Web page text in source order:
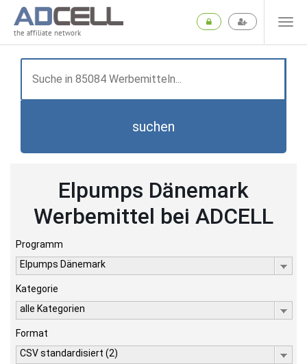
the affiliate network
suchen
Elpumps Dänemark
Werbemittel bei ADCELL
Programm
Elpumps Dänemark
Kategorie
alle Kategorien
Format
CSV standardisiert (2)